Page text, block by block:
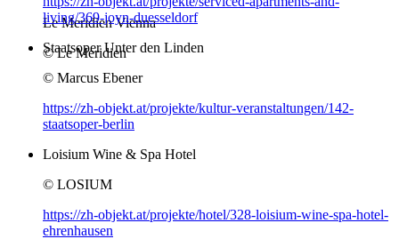
Le Meridien Vienna
© Le Meridien
living/369-joyn-duesseldorf
Staatsoper Unter den Linden
© Marcus Ebener
https://zh-objekt.at/projekte/kultur-veranstaltungen/142-
staatsoper-berlin
Loisium Wine & Spa Hotel
© LOSIUM
https://zh-objekt.at/projekte/hotel/328-loisium-wine-spa-hotel-
ehrenhausen